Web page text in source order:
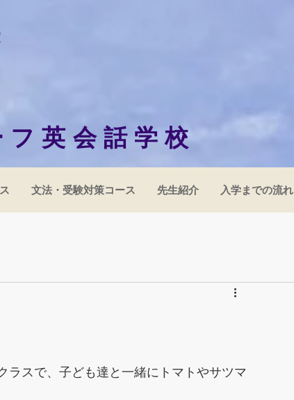
文法・受験対策コース 先生紹介 入学までの流れ
英会話学校
ラスで、子ども達と一緒にトマトやサツマ